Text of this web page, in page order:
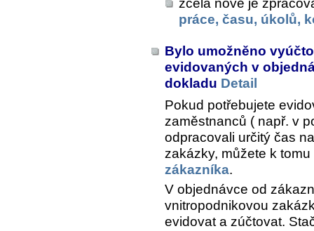
zcela nově je
práce, času, úkolů,
Bylo umožněno
evidovaných v
dokladu Detail
Pokud potřebujete
zaměstnanců ( např. v
odpracovali určitý čas
zakázky, můžete k
zákazníka.
V objednávce od
vnitropodnikovou
evidovat a zúčtovat.